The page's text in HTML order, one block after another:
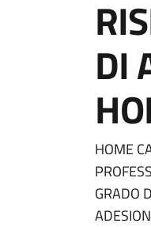
DI
HOME
GRADO